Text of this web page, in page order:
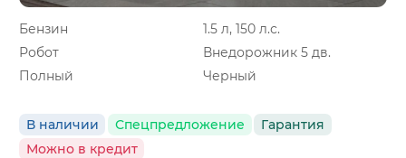
Бензин
1.5 л, 150 л.с.
Робот
Внедорожник 5 дв.
Полный
Черный
В наличии Спецпредложение
Гарантия
Можно в кредит